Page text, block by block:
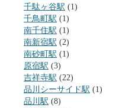
千駄ヶ谷駅 (1)
千鳥町駅 (1)
南千住駅 (1)
南新宿駅 (2)
南砂町駅 (1)
原宿駅 (3)
吉祥寺駅 (22)
品川シーサイド駅 (1)
品川駅 (8)